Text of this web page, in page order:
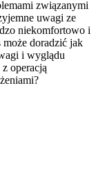
związanymi
uwagi ze
niekomfortowo i
doradzić jak
i wyglądu
operacją